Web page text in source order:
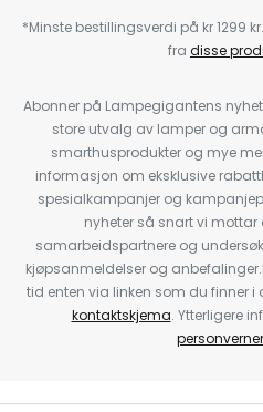
*Minste bestillingsverdi på kr 1299
fra disse
Abonner på Lampegigantens
store utvalg av lamper og
smarthusprodukter og mye
informasjon om eksklusive
spesialkampanjer og
nyheter så snart vi
samarbeidspartnere og
kjøpsanmeldelser og
tid enten via linken som du finner i
kontaktskjema. Ytterligere